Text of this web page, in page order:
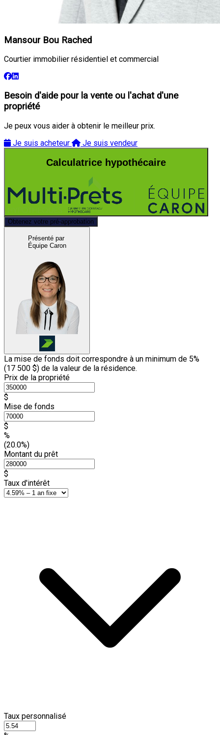
Mansour Bou Rached
Courtier immobilier résidentiel et commercial
Besoin d'aide pour la vente ou l'achat d'une
propriété
Je peux vous aider à obtenir le meilleur prix.
Je suis acheteur
Je suis vendeur
Calculatrice hypothécaire
Obtenez votre pré-approbation
Présenté par
Équipe Caron
La mise de fonds doit correspondre à un minimum de 5%
(17 500 $) de la valeur de la résidence.
Prix de la propriété
$
Mise de fonds
$
%
(20.0%)
Montant du prêt
$
Taux d'intérêt
Taux personnalisé